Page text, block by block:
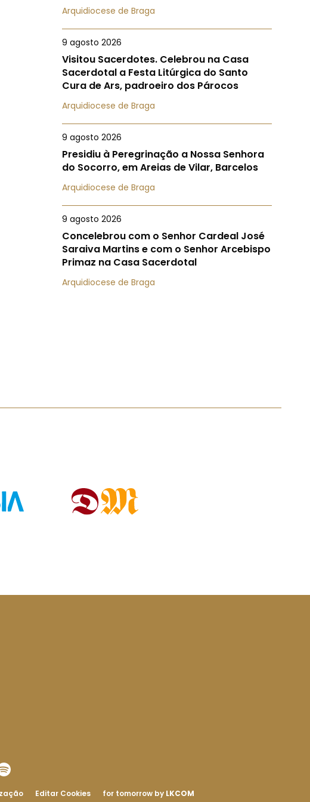
Arquidiocese de Braga
9 agosto 2026
Visitou Sacerdotes. Celebrou na Casa
Sacerdotal a Festa Litúrgica do Santo
Cura de Ars, padroeiro dos Párocos
Arquidiocese de Braga
9 agosto 2026
Presidiu à Peregrinação a Nossa Senhora
do Socorro, em Areias de Vilar, Barcelos
Arquidiocese de Braga
9 agosto 2026
Concelebrou com o Senhor Cardeal José
Saraiva Martins e com o Senhor Arcebispo
Primaz na Casa Sacerdotal
Arquidiocese de Braga
Editar Cookies for tomorrow by LKCOM